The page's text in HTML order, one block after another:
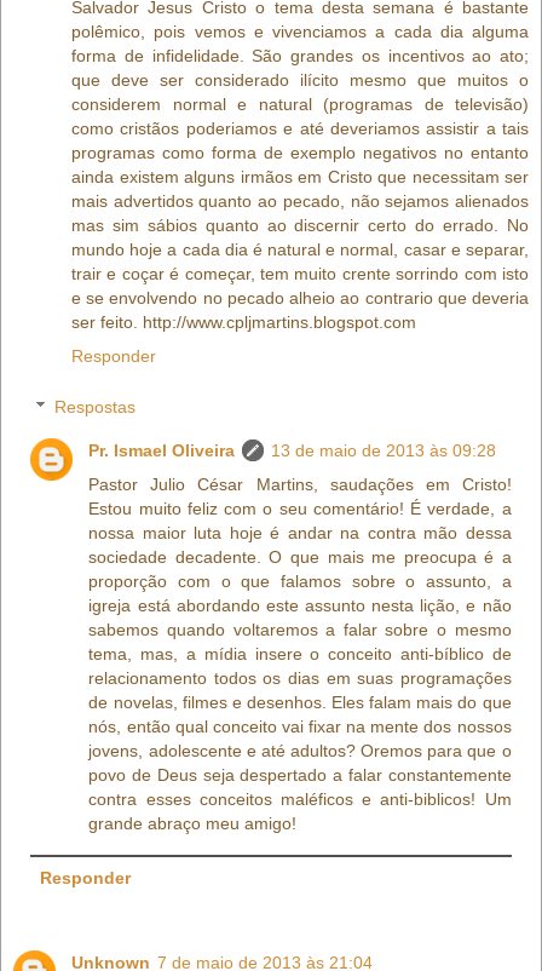
Salvador Jesus Cristo o tema desta semana é bastante
polêmico, pois vemos e vivenciamos a cada dia alguma
forma de infidelidade. São grandes os incentivos ao ato;
que deve ser considerado ilícito mesmo que muitos o
considerem normal e natural (programas de televisão)
como cristãos poderiamos e até deveriamos assistir a tais
programas como forma de exemplo negativos no entanto
ainda existem alguns irmãos em Cristo que necessitam ser
mais advertidos quanto ao pecado, não sejamos alienados
mas sim sábios quanto ao discernir certo do errado. No
mundo hoje a cada dia é natural e normal, casar e separar,
trair e coçar é começar, tem muito crente sorrindo com isto
e se envolvendo no pecado alheio ao contrario que deveria
ser feito. http://www.cpljmartins.blogspot.com
Responder
Respostas
Pr. Ismael Oliveira
13 de maio de 2013 às 09:28
Pastor Julio César Martins, saudações em Cristo!
Estou muito feliz com o seu comentário! É verdade, a
nossa maior luta hoje é andar na contra mão dessa
sociedade decadente. O que mais me preocupa é a
proporção com o que falamos sobre o assunto, a
igreja está abordando este assunto nesta lição, e não
sabemos quando voltaremos a falar sobre o mesmo
tema, mas, a mídia insere o conceito anti-bíblico de
relacionamento todos os dias em suas programações
de novelas, filmes e desenhos. Eles falam mais do que
nós, então qual conceito vai fixar na mente dos nossos
jovens, adolescente e até adultos? Oremos para que o
povo de Deus seja despertado a falar constantemente
contra esses conceitos maléficos e anti-biblicos! Um
grande abraço meu amigo!
Responder
Unknown 7 de maio de 2013 às 21:04